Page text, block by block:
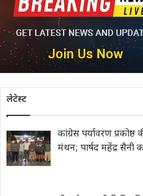
लेटेस्ट
कांग्रेस पर्यावरण
मंथन; पार्षद महेंद्र सैनी